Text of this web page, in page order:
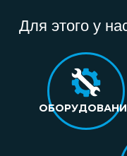
Для этого у